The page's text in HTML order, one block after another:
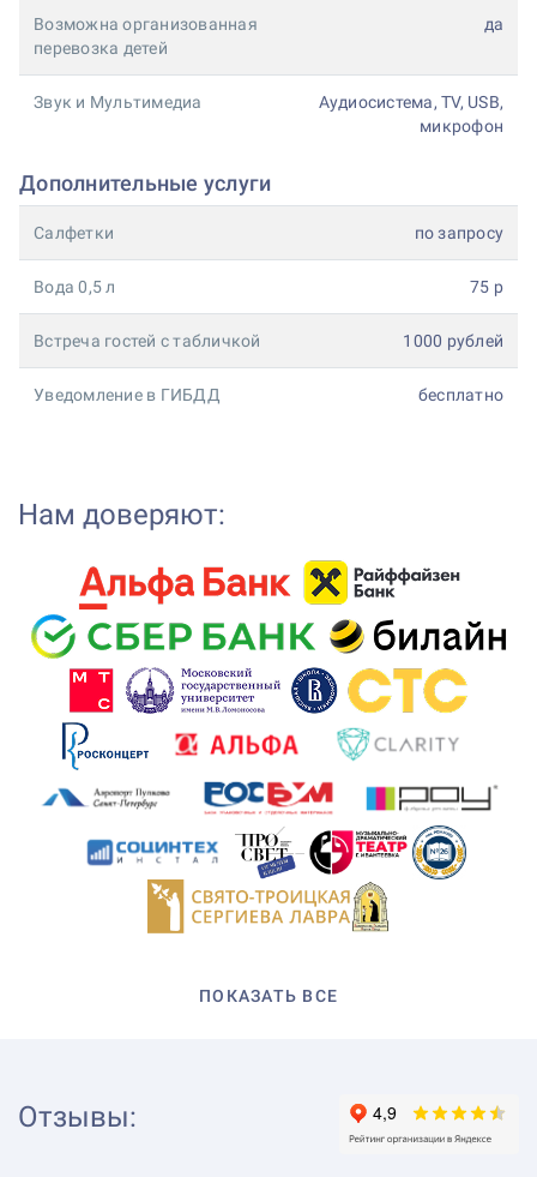
Возможна организованная
перевозка детей
да
Звук и Мультимедиа
Аудиосистема, TV, USB,
микрофон
Дополнительные услуги
Салфетки по запросу
Вода 0,5 л 75 р
Встреча гостей с табличкой 1000 рублей
Уведомление в ГИБДД бесплатно
Нам доверяют:
ПОКАЗАТЬ ВСЕ
Отзывы: